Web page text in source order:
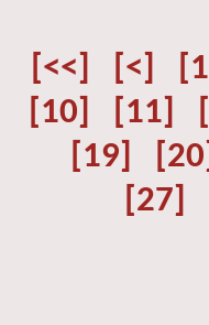
[<<] [<] [1]
[10]
[11]
[19]
[20]
[27]